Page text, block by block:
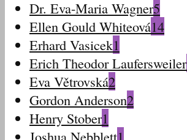
Dr. Eva-Maria Wagner5
Ellen Gould Whiteová14
Erhard Vasicek1
Erich Theodor Laufersweiler
Eva Větrovská2
Gordon Anderson2
Henry Stober1